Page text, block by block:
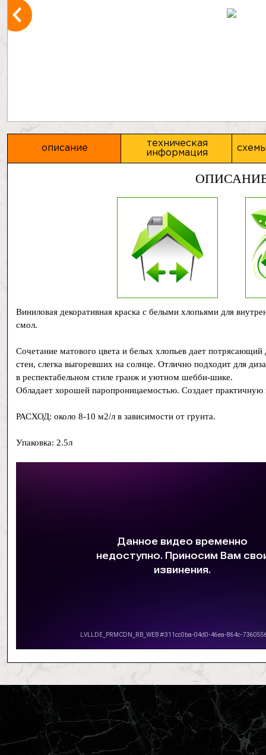
описание
техническая
информация
Виниловая декоративная краска с белыми хлопьями для
смол.
Сочетание матового цвета и белых хлопьев дает
стен, слегка выгоревших на солнце. Отлично подходит для
в респектабельном стиле гранж и уютном шебби-шике.
Обладает хорошей паропроницаемостью. Создает
РАСХОД: около 8-10 м2/л в зависимости от грунта.
Упаковка: 2.5л